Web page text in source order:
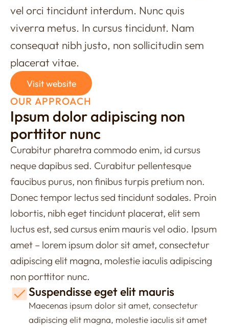
vel orci tincidunt interdum. Nunc quis
viverra metus. In cursus tincidunt. Nam
consequat nibh justo, non sollicitudin sem
placerat vitae.
Visit website
OUR APPROACH
Ipsum dolor adipiscing non
porttitor nunc
Curabitur pharetra commodo enim, id cursus
neque dapibus sed. Curabitur pellentesque
faucibus purus, non finibus turpis pretium non.
Donec tempor lectus sed tincidunt sodales. Proin
lobortis, nibh eget tincidunt placerat, elit sem
luctus est, sed cursus enim mauris vel odio. Ipsum
amet – lorem ipsum dolor sit amet, consectetur
adipiscing elit magna, molestie iaculis adipiscing
non porttitor nunc.
Suspendisse eget elit mauris
Maecenas ipsum dolor sit amet, consectetur
adipiscing elit magna, molestie iaculis sit amet